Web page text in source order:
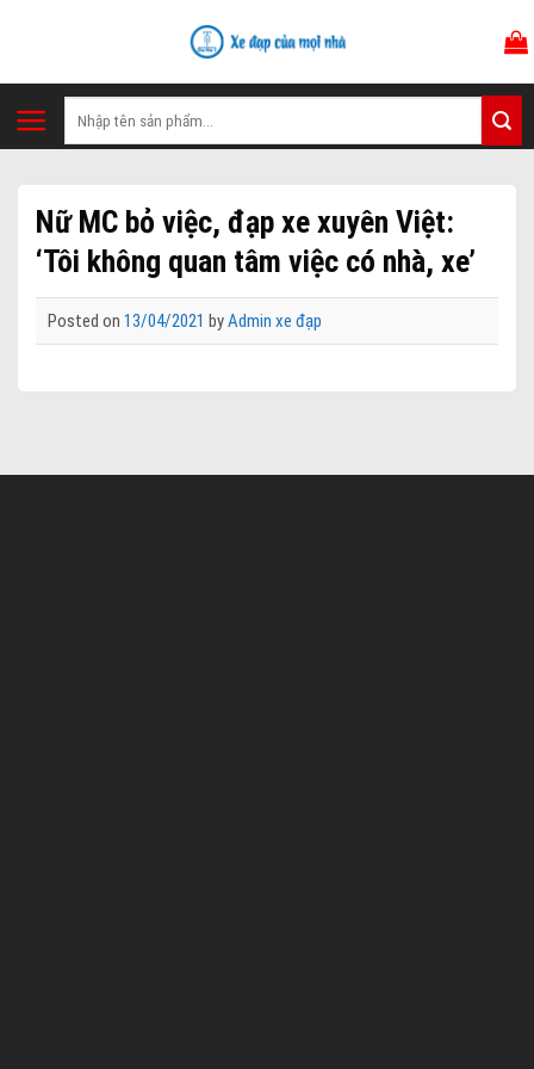
Tìm
kiếm:
Nữ MC bỏ việc, đạp xe xuyên Việt:
‘Tôi không quan tâm việc có nhà, xe’
Posted on 13/04/2021 byAdmin xe đạp